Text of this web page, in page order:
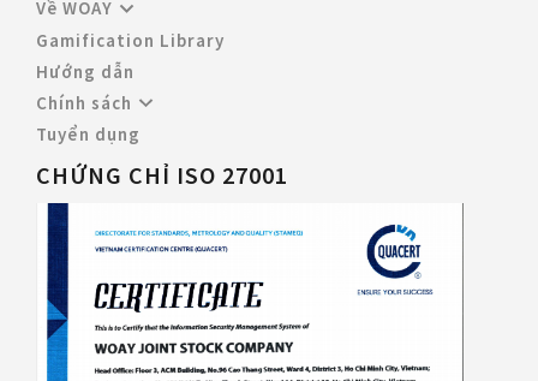
Về WOAY
Gamification Library
Hướng dẫn
Chính sách
Tuyển dụng
CHỨNG CHỈ ISO 27001